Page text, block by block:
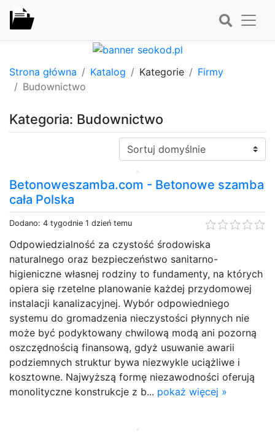
Strona główna Katalog Kategorie
Firmy
Budownictwo
Kategoria: Budownictwo
Sortuj:
Betonoweszamba.com - Betonowe szamba
cała Polska
Dodano: 4 tygodnie 1 dzień temu
Odpowiedzialność za czystość środowiska
naturalnego oraz bezpieczeństwo sanitarno-
higieniczne własnej rodziny to fundamenty, na których
opiera się rzetelne planowanie każdej przydomowej
instalacji kanalizacyjnej. Wybór odpowiedniego
systemu do gromadzenia nieczystości płynnych nie
może być podyktowany chwilową modą ani pozorną
oszczędnością finansową, gdyż usuwanie awarii
podziemnych struktur bywa niezwykle uciążliwe i
kosztowne. Najwyższą formę niezawodności oferują
monolityczne konstrukcje z b... pokaż więcej »